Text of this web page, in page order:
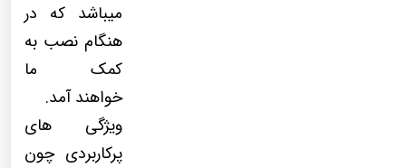
میباشد که در
هنگام نصب به
کمک ما
خواهند آمد.
ویژگی های
پرکاربردی چون